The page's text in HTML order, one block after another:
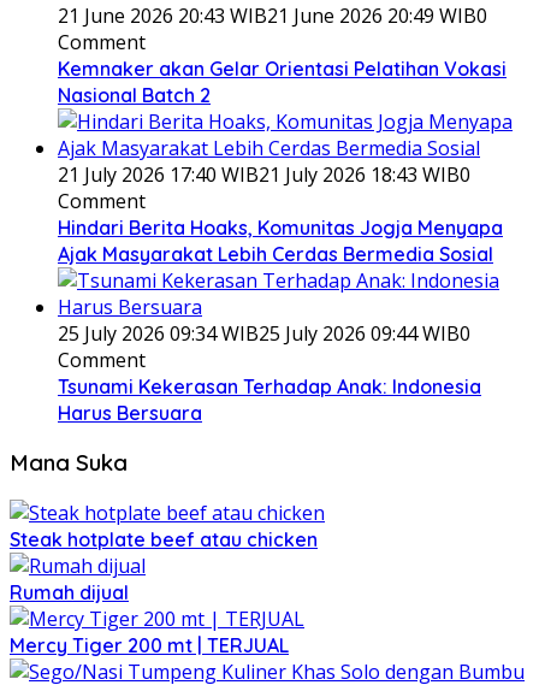
21 June 2026 20:43 WIB21 June 2026 20:49 WIB0
Comment
Kemnaker akan Gelar Orientasi Pelatihan Vokasi
Nasional Batch 2
21 July 2026 17:40 WIB21 July 2026 18:43 WIB0
Comment
Hindari Berita Hoaks, Komunitas Jogja Menyapa
Ajak Masyarakat Lebih Cerdas Bermedia Sosial
25 July 2026 09:34 WIB25 July 2026 09:44 WIB0
Comment
Tsunami Kekerasan Terhadap Anak: Indonesia
Harus Bersuara
Mana Suka
Steak hotplate beef atau chicken
Rumah dijual
Mercy Tiger 200 mt | TERJUAL